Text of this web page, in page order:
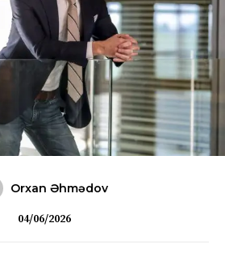
Orxan Əhmədov
04/06/2026